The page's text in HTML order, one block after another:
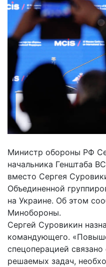
Министр обороны РФ
начальника Генштаба
вместо Сергея
Объединенной
на Украине. Об этом
Минобороны.
Сергей Суровикин
командующего.
спецоперацией
решаемых задач,